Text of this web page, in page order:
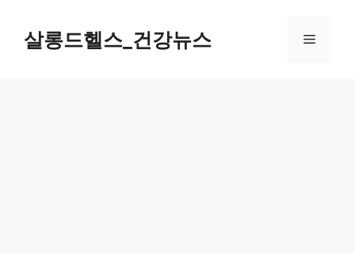
살롱드헬스_건강뉴스 메